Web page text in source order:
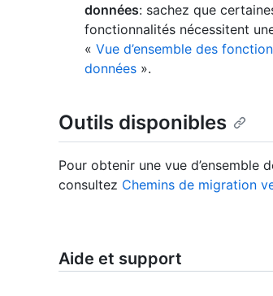
données: sachez que
fonctionnalités nécessitent
« Vue d’ensemble des
données ».
Outils disponibles
Pour obtenir une vue
consultez Chemins de migration
Aide et support